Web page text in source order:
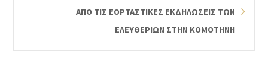
ΑΠΟ ΤΙΣ ΕΟΡΤΑΣΤΙΚΕΣ ΕΚΔΗΛΩΣΕΙΣ ΤΩΝ
ΕΛΕΥΘΕΡΙΩΝ ΣΤΗΝ ΚΟΜΟΤΗΝΗ